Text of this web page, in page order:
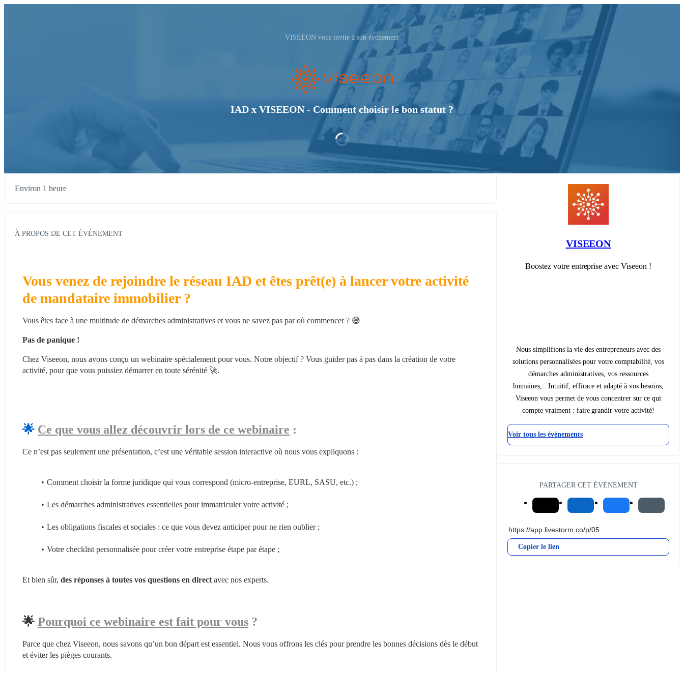
VISEEON vous invite à son événement
IAD x VISEEON - Comment choisir le bon statut ?
Environ 1 heure
À PROPOS DE CET ÉVÉNEMENT
Vous venez de rejoindre le réseau IAD et êtes prêt(e) à lancer votre activité
de mandataire immobilier ?
Vous êtes face à une multitude de démarches administratives et vous ne savez pas par où commencer ? 😅
Pas de panique !
Chez Viseeon, nous avons conçu un webinaire spécialement pour vous. Notre objectif ? Vous guider pas à pas dans la création de votre
activité, pour que vous puissiez démarrer en toute sérénité 🚀.
🌟 Ce que vous allez découvrir lors de ce webinaire :
Ce n’est pas seulement une présentation, c’est une véritable session interactive où nous vous expliquons :
Comment choisir la forme juridique qui vous correspond (micro-entreprise, EURL, SASU, etc.) ;
Les démarches administratives essentielles pour immatriculer votre activité ;
Les obligations fiscales et sociales : ce que vous devez anticiper pour ne rien oublier ;
Votre checklist personnalisée pour créer votre entreprise étape par étape ;
Et bien sûr, des réponses à toutes vos questions en direct avec nos experts.
🌟 Pourquoi ce webinaire est fait pour vous ?
Parce que chez Viseeon, nous savons qu’un bon départ est essentiel. Nous vous offrons les clés pour prendre les bonnes décisions dès le début
et éviter les pièges courants.
VISEEON
Boostez votre entreprise avec Viseeon !
Nous simplifions la vie des entrepreneurs avec des
solutions personnalisées pour votre comptabilité, vos
démarches administratives, vos ressources
humaines,...Intuitif, efficace et adapté à vos besoins,
Viseeon vous permet de vous concentrer sur ce qui
compte vraiment : faire grandir votre activité!
Voir tous les événements
PARTAGER CET ÉVÉNEMENT
Copier le lien